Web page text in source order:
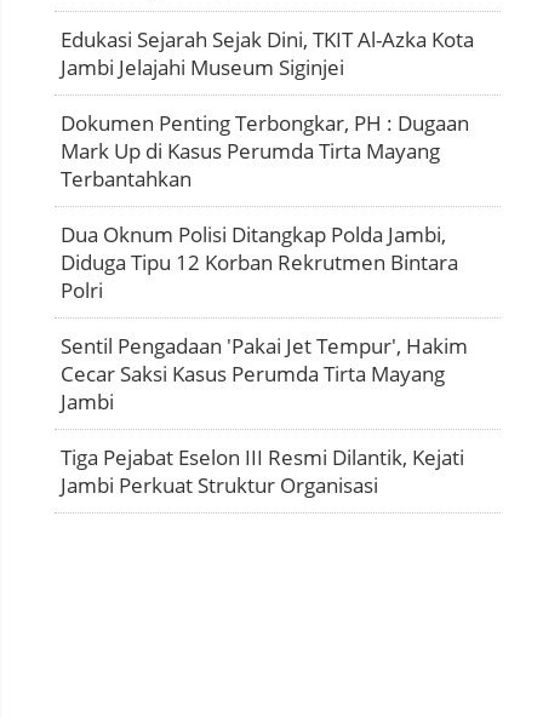
Edukasi Sejarah Sejak Dini, TKIT Al-Azka Kota
Jambi Jelajahi Museum Siginjei
Dokumen Penting Terbongkar, PH : Dugaan
Mark Up di Kasus Perumda Tirta Mayang
Terbantahkan
Dua Oknum Polisi Ditangkap Polda Jambi,
Diduga Tipu 12 Korban Rekrutmen Bintara
Polri
Sentil Pengadaan 'Pakai Jet Tempur', Hakim
Cecar Saksi Kasus Perumda Tirta Mayang
Jambi
Tiga Pejabat Eselon III Resmi Dilantik, Kejati
Jambi Perkuat Struktur Organisasi